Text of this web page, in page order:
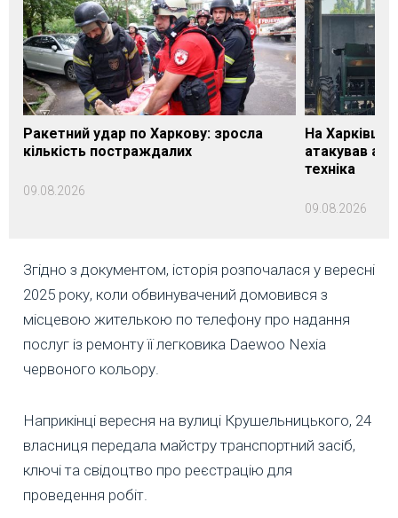
Ракетний удар по Харкову: зросла
кількість постраждалих
09.08.2026
На
атакував
техніка
09.08.2026
Згідно з документом, історія розпочалася у вересні
2025 року, коли обвинувачений домовився з
місцевою жителькою по телефону про надання
послуг із ремонту її легковика Daewoo Nexia
червоного кольору.
Наприкінці вересня на вулиці Крушельницького, 24
власниця передала майстру транспортний засіб,
ключі та свідоцтво про реєстрацію для
проведення робіт.